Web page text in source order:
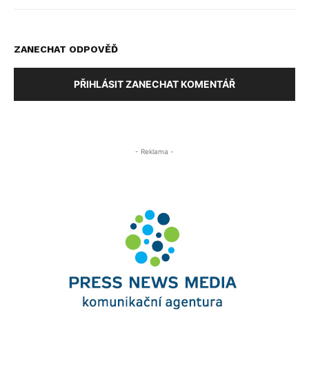
ZANECHAT ODPOVĚĎ
PŘIHLÁSIT ZANECHAT KOMENTÁŘ
- Reklama -